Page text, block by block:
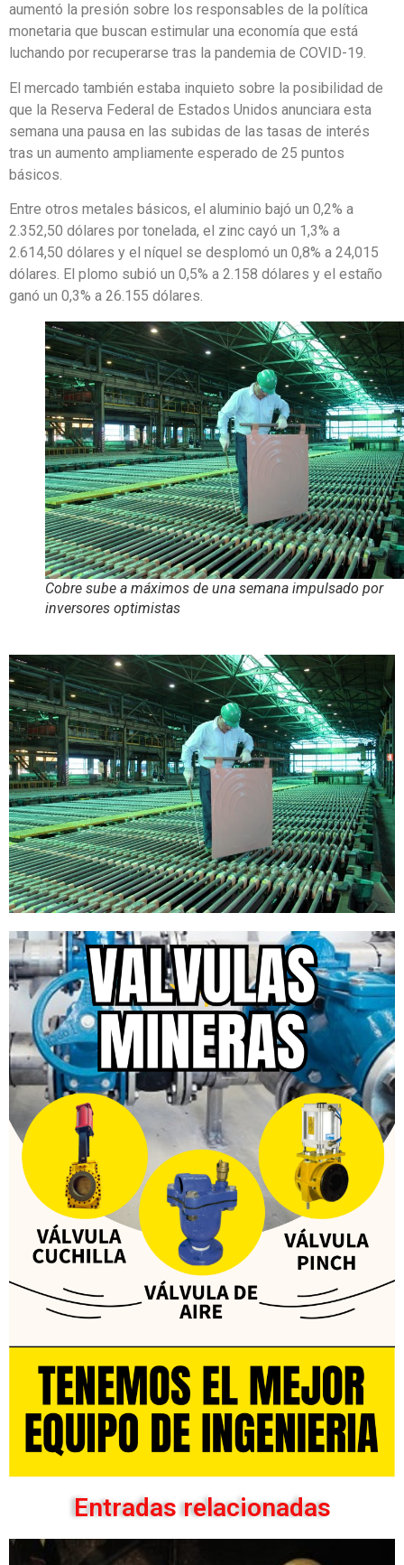
aumentó la presión sobre los responsables de la política
monetaria que buscan estimular una economía que está
luchando por recuperarse tras la pandemia de COVID-19.
El mercado también estaba inquieto sobre la posibilidad de
que la Reserva Federal de Estados Unidos anunciara esta
semana una pausa en las subidas de las tasas de interés
tras un aumento ampliamente esperado de 25 puntos
básicos.
Entre otros metales básicos, el aluminio bajó un 0,2% a
2.352,50 dólares por tonelada, el zinc cayó un 1,3% a
2.614,50 dólares y el níquel se desplomó un 0,8% a 24,015
dólares. El plomo subió un 0,5% a 2.158 dólares y el estaño
ganó un 0,3% a 26.155 dólares.
Cobre sube a máximos de una semana impulsado por
inversores optimistas
Entradas relacionadas